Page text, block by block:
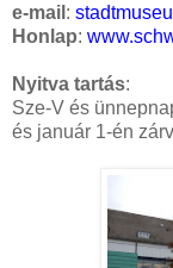
e-mail :
Honlap:
Nyitva tartás:
Sze-V és
és január 1-én